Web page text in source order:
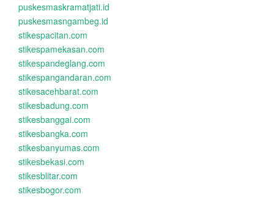
puskesmaskramatjati.id
puskesmasngambeg.id
stikespacitan.com
stikespamekasan.com
stikespandeglang.com
stikespangandaran.com
stikesacehbarat.com
stikesbadung.com
stikesbanggai.com
stikesbangka.com
stikesbanyumas.com
stikesbekasi.com
stikesblitar.com
stikesbogor.com